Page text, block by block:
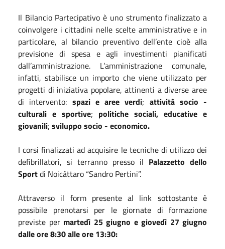
Il Bilancio Partecipativo è uno strumento finalizzato a
coinvolgere i cittadini nelle scelte amministrative e in
particolare, al bilancio preventivo dell’ente cioè alla
previsione di spesa e agli investimenti pianificati
dall’amministrazione. L’amministrazione comunale,
infatti, stabilisce un importo che viene utilizzato per
progetti di iniziativa popolare, attinenti a diverse aree
di intervento: spazi e aree verdi; attività socio -
culturali e sportive; politiche sociali, educative e
giovanili; sviluppo socio - economico.
I corsi finalizzati ad acquisire le tecniche di utilizzo dei
defibrillatori, si terranno presso il Palazzetto dello
Sportdi Noicàttaro “Sandro Pertini”.
Attraverso il form presente al link sottostante è
possibile prenotarsi per le giornate di formazione
previste per martedì 25 giugno e giovedì 27 giugno
dalle ore 8:30 alle ore 13:30: